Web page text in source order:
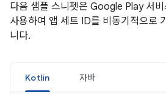
다음 샘플 스니펫은 Google Play 서비
사용하여 앱 세트 ID를 비동기적으로
니다.
Kotlin 자바